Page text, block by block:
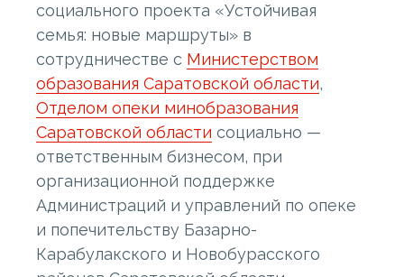
социального проекта «Устойчивая
семья: новые маршруты» в
сотрудничестве с Министерством
образования Саратовской области,
Отделом опеки минобразования
Саратовской области социально —
ответственным бизнесом, при
организационной поддержке
Администраций и управлений по опеке
и попечительству Базарно-
Карабулакского и Новобурасского